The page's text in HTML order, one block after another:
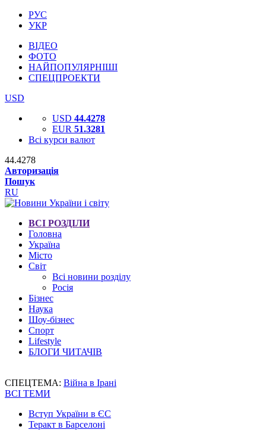
РУС
УКР
ВІДЕО
ФОТО
НАЙПОПУЛЯРНІШІ
СПЕЦПРОЕКТИ
USD
USD 44.4278
EUR 51.3281
Всі курси валют
44.4278
Авторизація
Пошук
RU
ВСІ РОЗДІЛИ
Головна
Україна
Місто
Світ
Всі новини розділу
Росія
Бізнес
Наука
Шоу-бізнес
Спорт
Lifestyle
БЛОГИ ЧИТАЧІВ
СПЕЦТЕМА: Війна в Ірані
ВСІ ТЕМИ
Вступ України в ЄС
Теракт в Барселоні